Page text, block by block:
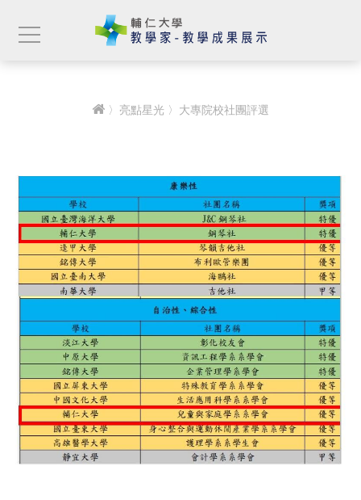
〉 亮點星光 〉大專院校社團評選